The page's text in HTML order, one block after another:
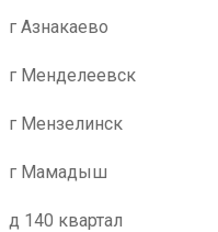
г Азнакаево
г Менделеевск
г Мензелинск
г Мамадыш
д 140 квартал